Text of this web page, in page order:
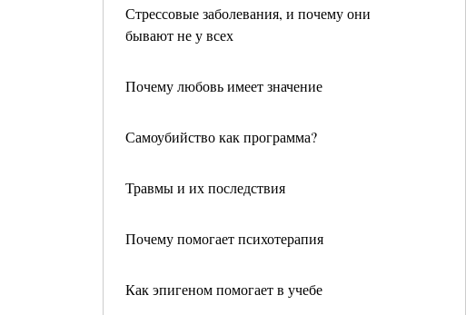
Стрессовые заболевания, и почему они
бывают не у всех
Почему любовь имеет значение
Самоубийство как программа?
Травмы и их последствия
Почему помогает психотерапия
Как эпигеном помогает в учебе